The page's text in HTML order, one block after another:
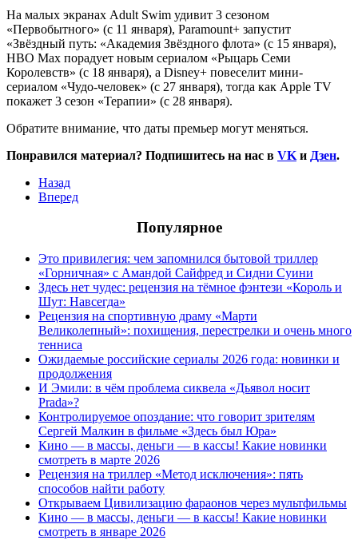
На малых экранах Adult Swim удивит 3 сезоном
«Первобытного» (с 11 января), Paramount+ запустит
«Звёздный путь: «Академия Звёздного флота» (с 15 января),
HBO Max порадует новым сериалом «Рыцарь Семи
Королевств» (с 18 января), а Disney+ повеселит мини-
сериалом «Чудо-человек» (с 27 января), тогда как Apple TV
покажет 3 сезон «Терапии» (с 28 января).
Обратите внимание, что даты премьер могут меняться.
Понравился материал? Подпишитесь на нас в VK и Дзен.
Назад
Вперед
Популярное
Это привилегия: чем запомнился бытовой триллер
«Горничная» с Амандой Сайфред и Сидни Суини
Здесь нет чудес: рецензия на тёмное фэнтези «Король и
Шут: Навсегда»
Рецензия на спортивную драму «Марти
Великолепный»: похищения, перестрелки и очень много
тенниса
Ожидаемые российские сериалы 2026 года: новинки и
продолжения
И Эмили: в чём проблема сиквела «Дьявол носит
Prada»?
Контролируемое опоздание: что говорит зрителям
Сергей Малкин в фильме «Здесь был Юра»
Кино — в массы, деньги — в кассы! Какие новинки
смотреть в марте 2026
Рецензия на триллер «Метод исключения»: пять
способов найти работу
Открываем Цивилизацию фараонов через мультфильмы
Кино — в массы, деньги — в кассы! Какие новинки
смотреть в январе 2026